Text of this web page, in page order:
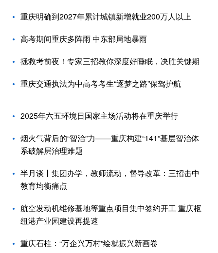
重庆明确到2027年累计城镇新增就业200万人以上
高考期间重庆多阵雨 中东部局地暴雨
拯救考前夜！专家三招教你深度好睡眠，决胜关键期
重庆交通执法为中高考考生“逐梦之路”保驾护航
2025年六五环境日国家主场活动将在重庆举行
烟火气背后的“智治”力——重庆构建“141”基层智治体
系破解层治理难题
半月谈丨集团办学，教师流动，督导改革：三招击中
教育均衡痛点
航空发动机维修基地等重点项目集中签约开工 重庆枢
纽港产业园建设再提速
重庆石柱：“万企兴万村”绘就振兴新画卷